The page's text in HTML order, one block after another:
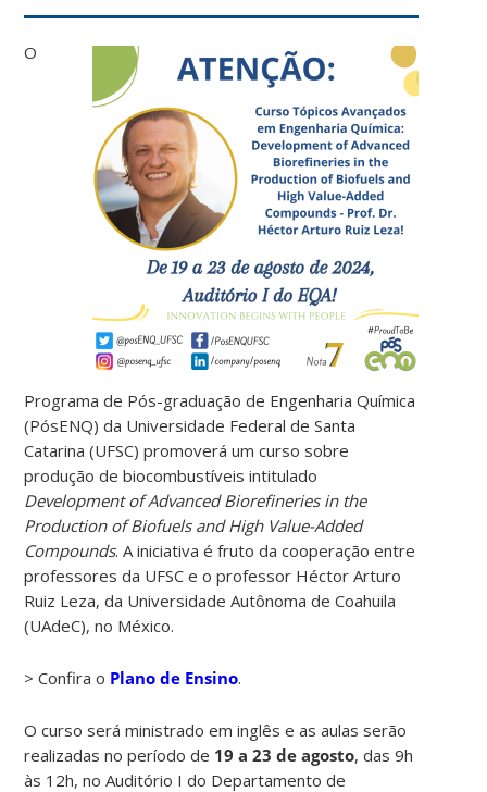
O
Programa de Pós-graduação de Engenharia Química
(PósENQ) da Universidade Federal de Santa
Catarina (UFSC) promoverá um curso sobre
produção de biocombustíveis intitulado
Development of Advanced Biorefineries in the
Production of Biofuels and High Value-Added
Compounds. A iniciativa é fruto da cooperação entre
professores da UFSC e o professor Héctor Arturo
Ruiz Leza, da Universidade Autônoma de Coahuila
(UAdeC), no México.
> Confira o Plano de Ensino.
O curso será ministrado em inglês e as aulas serão
realizadas no período de 19 a 23 de agosto, das 9h
às 12h, no Auditório I do Departamento de